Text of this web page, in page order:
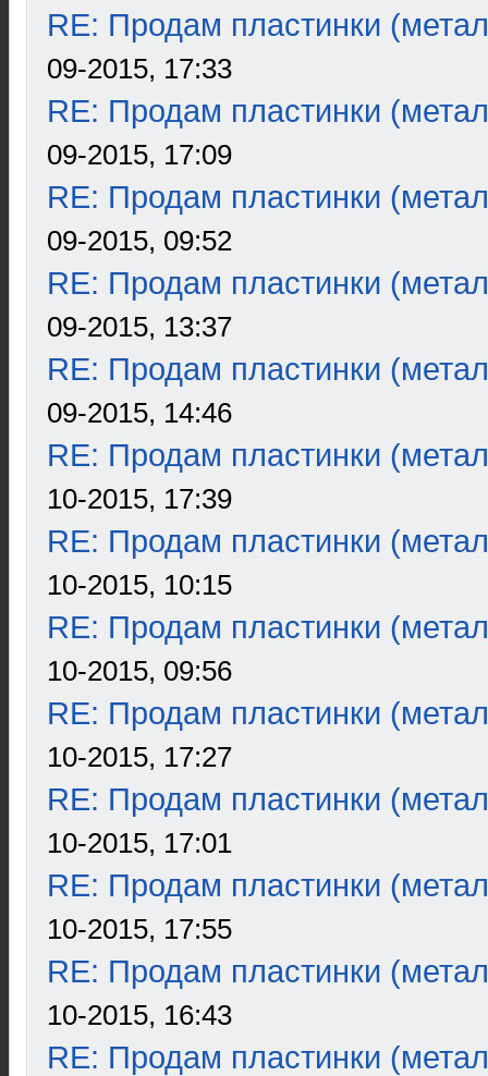
RE: Продам пластинки
09-2015, 17:33
RE: Продам пластинки
09-2015, 17:09
RE: Продам пластинки
09-2015, 09:52
RE: Продам пластинки
09-2015, 13:37
RE: Продам пластинки
09-2015, 14:46
RE: Продам пластинки
10-2015, 17:39
RE: Продам пластинки
10-2015, 10:15
RE: Продам пластинки
10-2015, 09:56
RE: Продам пластинки
10-2015, 17:27
RE: Продам пластинки
10-2015, 17:01
RE: Продам пластинки
10-2015, 17:55
RE: Продам пластинки
10-2015, 16:43
RE: Продам пластинки